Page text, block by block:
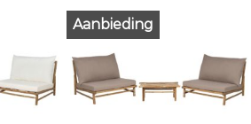
Aanbieding